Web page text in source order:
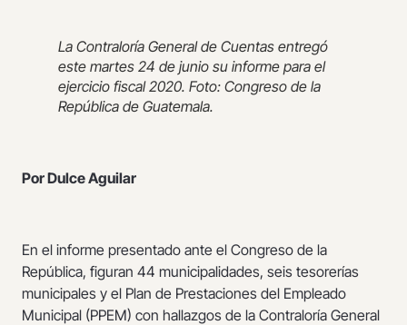
La Contraloría General de Cuentas entregó
este martes 24 de junio su informe para el
ejercicio fiscal 2020. Foto: Congreso de la
República de Guatemala.
Por Dulce Aguilar
En el informe presentado ante el Congreso de la
República, figuran 44 municipalidades, seis tesorerías
municipales y el Plan de Prestaciones del Empleado
Municipal (PPEM) con hallazgos de la Contraloría General